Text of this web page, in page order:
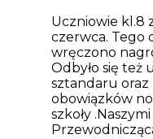
Uczniowie kl.8
czerwca. Tego
wręczono
Odbyło się też
sztandaru oraz
obowiązków
szkoły